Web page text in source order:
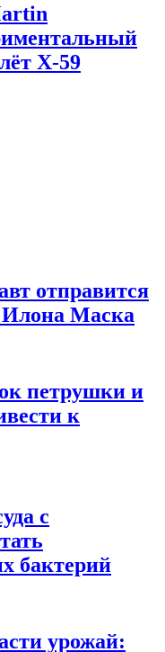
X-59
отправится
Маска
петрушки и
к
с
бактерий
урожай: